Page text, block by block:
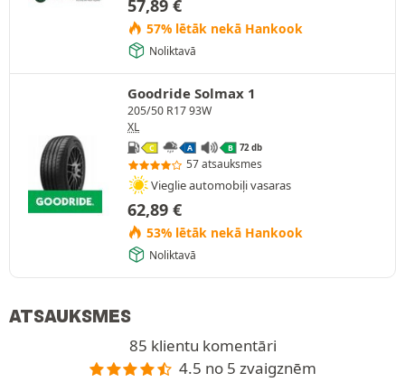
57,89 €
57% lētāk nekā Hankook
Noliktavā
Goodride Solmax 1
205/50 R17 93W
XL
C A B 72 db
57 atsauksmes
Vieglie automobiļi vasaras
62,89 €
53% lētāk nekā Hankook
Noliktavā
ATSAUKSMES
85 klientu komentāri
4.5 no 5 zvaigznēm